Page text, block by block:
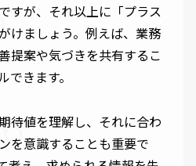
すが、それ以上に「プラス
けましょう。例えば、業務
提案や気づきを共有するこ
できます。
待値を理解し、それに合わ
を意識することも重要で